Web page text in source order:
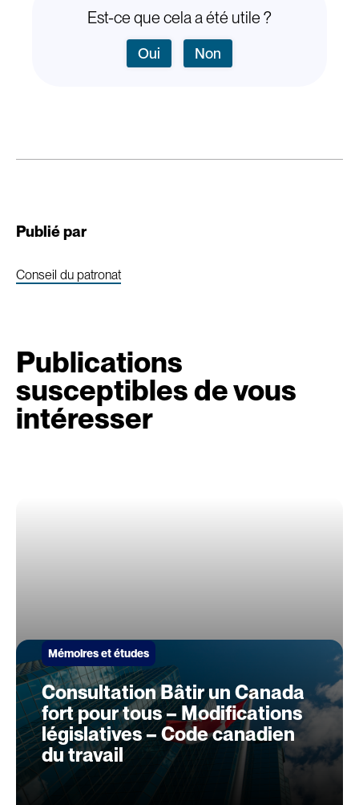
Est-ce que cela a été utile ?
Oui Non
Publié par
Conseil du patronat
Publications
susceptibles de vous
intéresser
Mémoires et études
Consultation Bâtir un Canada
fort pour tous – Modifications
législatives – Code canadien
du travail